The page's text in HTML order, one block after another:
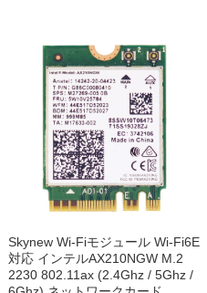
Skynew Wi-Fiモジュール Wi-Fi6E
対応 インテルAX210NGW M.2
2230 802.11ax (2.4Ghz / 5Ghz /